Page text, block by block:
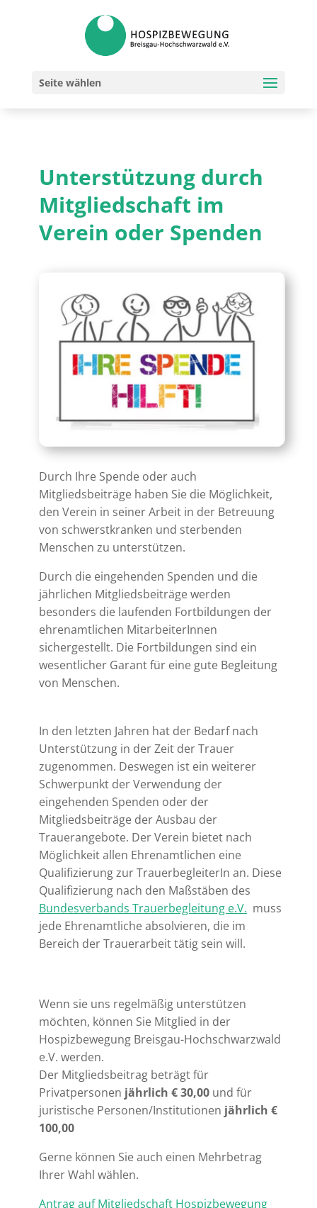
Seite wählen
Unterstützung durch
Mitgliedschaft im
Verein oder Spenden
Durch Ihre Spende oder auch
Mitgliedsbeiträge haben Sie die Möglichkeit,
den Verein in seiner Arbeit in der Betreuung
von schwerstkranken und sterbenden
Menschen zu unterstützen.
Durch die eingehenden Spenden und die
jährlichen Mitgliedsbeiträge werden
besonders die laufenden Fortbildungen der
ehrenamtlichen MitarbeiterInnen
sichergestellt. Die Fortbildungen sind ein
wesentlicher Garant für eine gute Begleitung
von Menschen.
In den letzten Jahren hat der Bedarf nach
Unterstützung in der Zeit der Trauer
zugenommen. Deswegen ist ein weiterer
Schwerpunkt der Verwendung der
eingehenden Spenden oder der
Mitgliedsbeiträge der Ausbau der
Trauerangebote. Der Verein bietet nach
Möglichkeit allen Ehrenamtlichen eine
Qualifizierung zur TrauerbegleiterIn an. Diese
Qualifizierung nach den Maßstäben des
Bundesverbands Trauerbegleitung e.V. muss
jede Ehrenamtliche absolvieren, die im
Bereich der Trauerarbeit tätig sein will.
Wenn sie uns regelmäßig unterstützen
möchten, können Sie Mitglied in der
Hospizbewegung Breisgau-Hochschwarzwald
e.V. werden.
Der Mitgliedsbeitrag beträgt für
Privatpersonen jährlich € 30,00und für
juristische Personen/Institutionen jährlich €
100,00
Gerne können Sie auch einen Mehrbetrag
Ihrer Wahl wählen.
Antrag auf Mitgliedschaft Hospizbewegung